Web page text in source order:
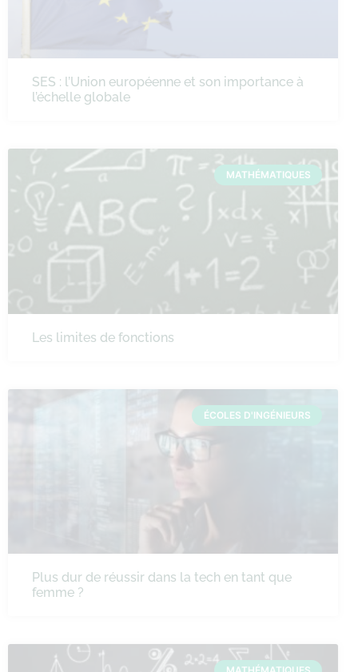
SES : l’Union européenne et son importance à
l’échelle globale
MATHÉMATIQUES
Les limites de fonctions
ÉCOLES D'INGÉNIEURS
Plus dur de réussir dans la tech en tant que
femme ?